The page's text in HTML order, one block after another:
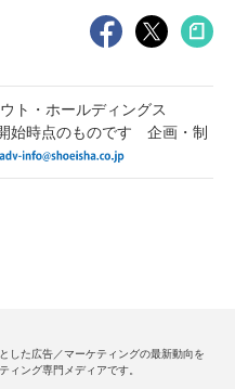
ト・ホールディングス
始時点のものです 企画・制
した広告／マーケティングの最新動向を
ィング専門メディアです。